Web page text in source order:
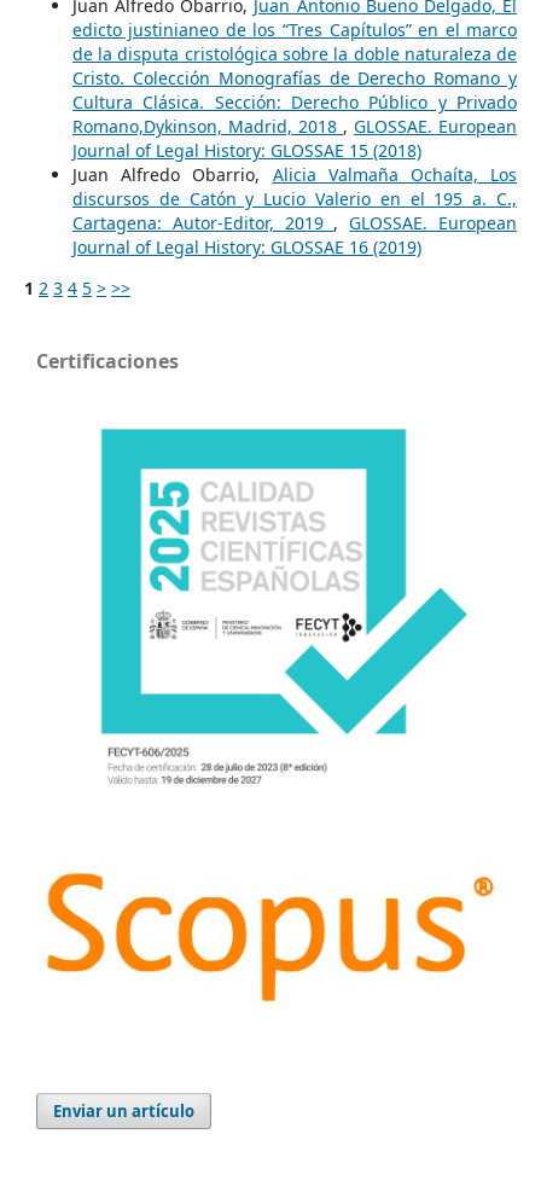
Juan Alfredo Obarrio, Juan Antonio Bueno Delgado, El
edicto justinianeo de los “Tres Capítulos” en el marco
de la disputa cristológica sobre la doble naturaleza de
Cristo. Colección Monografías de Derecho Romano y
Cultura Clásica. Sección: Derecho Público y Privado
Romano,Dykinson, Madrid, 2018 ,GLOSSAE. European
Journal of Legal History: GLOSSAE 15 (2018)
Juan Alfredo Obarrio, Alicia Valmaña Ochaíta, Los
discursos de Catón y Lucio Valerio en el 195 a. C.,
Cartagena: Autor-Editor, 2019 ,GLOSSAE. European
Journal of Legal History: GLOSSAE 16 (2019)
1 2 3 4 5 > >>
Certificaciones
Enviar un artículo